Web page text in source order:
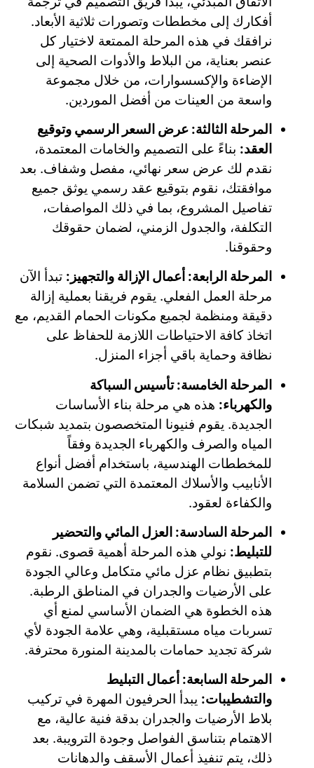
أفكارك إلى مخططات وتصورات ثلاثية الأبعاد.
نرافقك في هذه المرحلة الممتعة لاختيار كل
عنصر بعناية، من البلاط والأدوات الصحية إلى
الإضاءة والإكسسوارات، من خلال مجموعة
واسعة من العينات من أفضل الموردين.
المرحلة الثالثة: عرض السعر الرسمي وتوقيع
العقد: بناءً على التصميم والخامات المعتمدة،
نقدم لك عرض سعر نهائي، مفصل وشفاف. بعد
موافقتك، نقوم بتوقيع عقد رسمي يوثق جميع
تفاصيل المشروع، بما في ذلك المواصفات،
التكلفة، والجدول الزمني، لضمان حقوقك
وحقوقنا.
المرحلة الرابعة: أعمال الإزالة والتجهيز: تبدأ الآن
مرحلة العمل الفعلي. يقوم فريقنا بعملية إزالة
دقيقة ومنظمة لجميع مكونات الحمام القديم، مع
اتخاذ كافة الاحتياطات اللازمة للحفاظ على
نظافة وحماية باقي أجزاء المنزل.
المرحلة الخامسة: تأسيس السباكة
والكهرباء: هذه هي مرحلة بناء الأساسات
الجديدة. يقوم فنيونا المتخصصون بتمديد شبكات
المياه والصرف والكهرباء الجديدة وفقاً
للمخططات الهندسية، باستخدام أفضل أنواع
الأنابيب والأسلاك المعتمدة التي تضمن السلامة
والكفاءة لعقود.
المرحلة السادسة: العزل المائي والتحضير
للتبليط: نولي هذه المرحلة أهمية قصوى. نقوم
بتطبيق نظام عزل مائي متكامل وعالي الجودة
على الأرضيات والجدران في المناطق الرطبة.
هذه الخطوة هي الضمان الأساسي لمنع أي
تسربات مياه مستقبلية، وهي علامة الجودة لأي
شركة تجديد حمامات بالمدينة المنورة محترفة.
المرحلة السابعة: أعمال التبليط
والتشطيبات: يبدأ الحرفيون المهرة في تركيب
بلاط الأرضيات والجدران بدقة فنية عالية، مع
الاهتمام بتناسق الفواصل وجودة الترويبة. بعد
ذلك، يتم تنفيذ أعمال الأسقف والدهانات